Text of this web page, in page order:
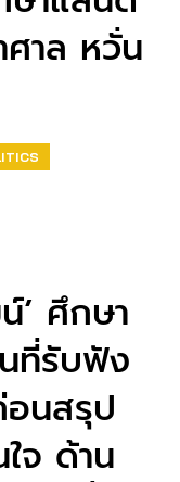
าล หวั่น
ศึกษา
ที่รับฟัง
อนสรุป
จ ด้าน